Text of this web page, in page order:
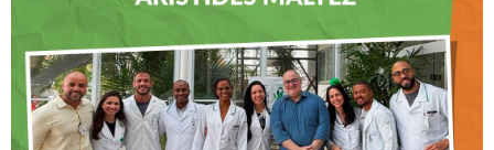
CREFITO-7 LEVA EDUCAÇÃO
CONTINUADA AOS
FISIOTERAPEUTAS DAS UTIs
DO HOSPITAL ARISTIDES
MALTEZ